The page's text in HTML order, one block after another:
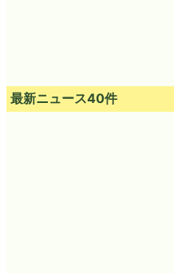
最新ニュース40件